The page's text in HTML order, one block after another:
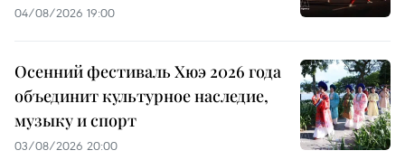
04/08/2026 19:00
Осенний фестиваль Хюэ 2026 года
объединит культурное наследие,
музыку и спорт
03/08/2026 20:00